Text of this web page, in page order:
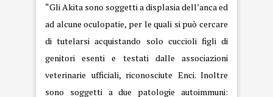
“Gli Akita sono soggetti a displasia dell’anca ed
ad alcune oculopatie, per le quali si può cercare
di tutelarsi acquistando solo cuccioli figli di
genitori esenti e testati dalle associazioni
veterinarie ufficiali, riconosciute Enci. Inoltre
sono soggetti a due patologie autoimmuni: